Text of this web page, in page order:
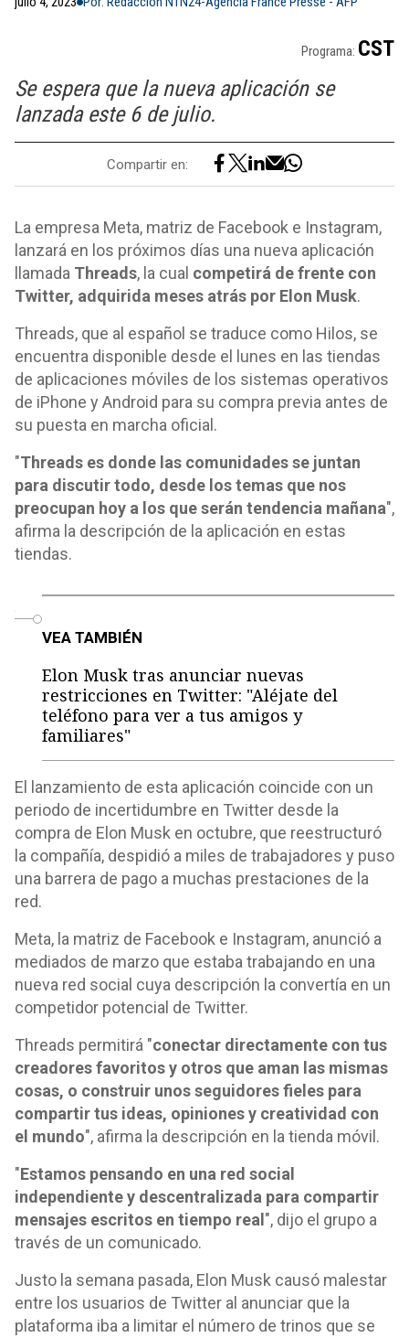
Programa: CST
Se espera que la nueva aplicación se
lanzada este 6 de julio.
Compartir en:
La empresa Meta, matriz de Facebook e Instagram,
lanzará en los próximos días una nueva aplicación
llamada Threads, la cual competirá de frente con
Twitter, adquirida meses atrás por Elon Musk.
Threads, que al español se traduce como Hilos, se
encuentra disponible desde el lunes en las tiendas
de aplicaciones móviles de los sistemas operativos
de iPhone y Android para su compra previa antes de
su puesta en marcha oficial.
"Threads es donde las comunidades se juntan
para discutir todo, desde los temas que nos
preocupan hoy a los que serán tendencia mañana",
afirma la descripción de la aplicación en estas
tiendas.
VEA TAMBIÉN
Elon Musk tras anunciar nuevas
restricciones en Twitter: "Aléjate del
teléfono para ver a tus amigos y
familiares"
El lanzamiento de esta aplicación coincide con un
periodo de incertidumbre en Twitter desde la
compra de Elon Musk en octubre, que reestructuró
la compañía, despidió a miles de trabajadores y puso
una barrera de pago a muchas prestaciones de la
red.
Meta, la matriz de Facebook e Instagram, anunció a
mediados de marzo que estaba trabajando en una
nueva red social cuya descripción la convertía en un
competidor potencial de Twitter.
Threads permitirá "conectar directamente con tus
creadores favoritos y otros que aman las mismas
cosas, o construir unos seguidores fieles para
compartir tus ideas, opiniones y creatividad con
el mundo", afirma la descripción en la tienda móvil.
"Estamos pensando en una red social
independiente y descentralizada para compartir
mensajes escritos en tiempo real ", dijo el grupo a
través de un comunicado.
Justo la semana pasada, Elon Musk causó malestar
entre los usuarios de Twitter al anunciar que la
plataforma iba a limitar el número de trinos que se